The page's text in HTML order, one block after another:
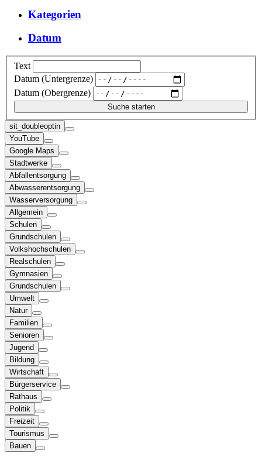
Kategorien
Datum
Text
Datum (Untergrenze)
Datum (Obergrenze)
sit_doubleoptin
YouTube
Google Maps
Stadtwerke
Abfallentsorgung
Abwasserentsorgung
Wasserversorgung
Allgemein
Schulen
Grundschulen
Volkshochschulen
Realschulen
Gymnasien
Grundschulen
Umwelt
Natur
Familien
Senioren
Jugend
Bildung
Wirtschaft
Bürgerservice
Rathaus
Politik
Freizeit
Tourismus
Bauen